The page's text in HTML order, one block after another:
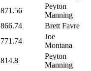
871.56
Peyton
Manning
866.74
Brett Favre
771.74
Joe
Montana
814.8
Peyton
Manning